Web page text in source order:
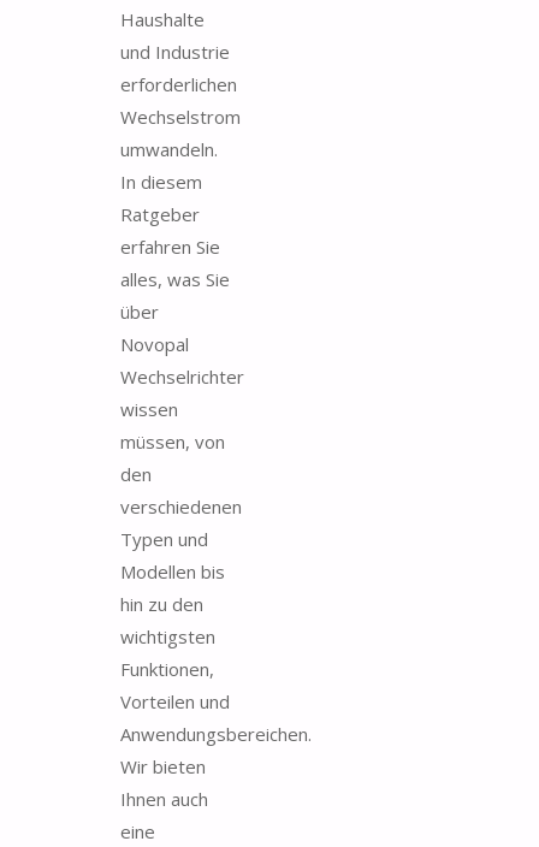
Haushalte
und Industrie
erforderlichen
Wechselstrom
umwandeln.
In diesem
Ratgeber
erfahren Sie
alles, was Sie
über
Novopal
Wechselrichter
wissen
müssen, von
den
verschiedenen
Typen und
Modellen bis
hin zu den
wichtigsten
Funktionen,
Vorteilen und
Anwendungsbereichen.
Wir bieten
Ihnen auch
eine